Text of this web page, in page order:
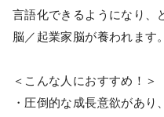
言語化できるようになり、
脳／起業家脳が養われます。
＜こんな人におすすめ！＞
・圧倒的な成長意欲があ